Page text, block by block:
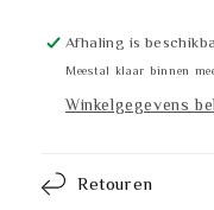
Afhaling is
Meestal klaar binnen
Winkelgegevens
Retouren